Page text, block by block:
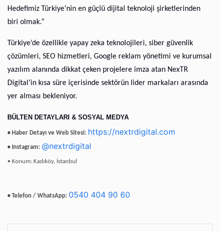
Hedefimiz Türkiye’nin en güçlü dijital teknoloji şirketlerinden
biri olmak.”
Türkiye’de özellikle yapay zeka teknolojileri, siber güvenlik
çözümleri, SEO hizmetleri, Google reklam yönetimi ve kurumsal
yazılım alanında dikkat çeken projelere imza atan NexTR
Digital’in kısa süre içerisinde sektörün lider markaları arasında
yer alması bekleniyor.
BÜLTEN DETAYLARI & SOSYAL MEDYA
• Haber Detayı ve Web Sitesi: https://nextrdigital.com
• Instagram: @nextrdigital
• Konum: Kadıköy, İstanbul
• Telefon / WhatsApp: 0540 404 90 60